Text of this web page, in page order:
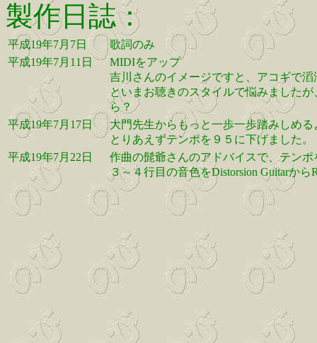
製作日誌：
平成19年7月7日
歌詞のみ
平成19年7月11日
MIDIをアップ
吉川さんのイメージですと、アコギで
といまお聴きのスタイルで悩みました
ら？
平成19年7月17日
大門先生からもっと一歩一歩踏みしめ
とりあえずテンポを９５に下げました。
平成19年7月22日
作曲の髭爺さんのアドバイスで、テン
３～４行目の音色をDistorsion Guitarか